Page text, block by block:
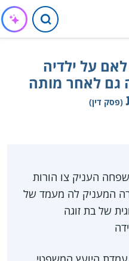
לאם על ילדיה
גם לאחר מותה
(פסק דין)
העניק צו הורות
המעניק לה מעמד של
של בת זוגה